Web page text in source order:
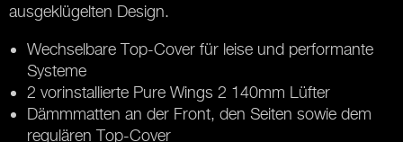
ausgeklügelten Design.
Wechselbare Top-Cover für leise und performante
Systeme
2 vorinstallierte Pure Wings 2 140mm Lüfter
Dämmmatten an der Front, den Seiten sowie dem
regulären Top-Cover